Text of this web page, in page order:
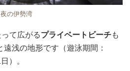
の伊勢湾
て広がるプライベートビーチも
浅の地形です（遊泳期間：
）。